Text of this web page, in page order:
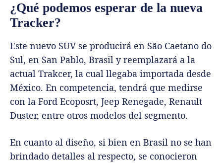
¿Qué podemos esperar de la nueva
Tracker?
Este nuevo SUV se producirá en São Caetano do
Sul, en San Pablo, Brasil y reemplazará a la
actual Trakcer, la cual llegaba importada desde
México. En competencia, tendrá que medirse
con la Ford Ecoposrt, Jeep Renegade, Renault
Duster, entre otros modelos del segmento.
En cuanto al diseño, si bien en Brasil no se han
brindado detalles al respecto, se conocieron